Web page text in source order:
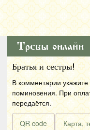
Требы онлайн
Братья и сестры!
В комментарии
поминовения. При
передаётся.
QR code Карта,